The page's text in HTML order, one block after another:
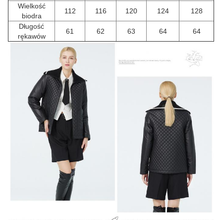
Wielkość
biodra
112 116 120 124
128
Długość
rękawów
61 62 63 64 64